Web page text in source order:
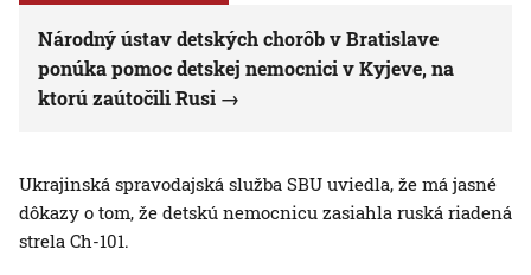
Národný ústav detských chorôb v Bratislave
ponúka pomoc detskej nemocnici v Kyjeve, na
ktorú zaútočili Rusi
Ukrajinská spravodajská služba SBU uviedla, že má jasné
dôkazy o tom, že detskú nemocnicu zasiahla ruská riadená
strela Ch-101.